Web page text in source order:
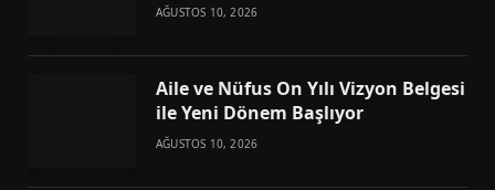
AĞUSTOS 10, 2026
Aile ve Nüfus On Yılı Vizyon Belgesi
ile Yeni Dönem Başlıyor
AĞUSTOS 10, 2026